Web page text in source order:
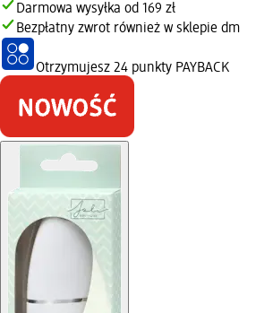
Darmowa wysyłka od 169 zł
Bezpłatny zwrot również w sklepie dm
Otrzymujesz 24 punkty PAYBACK